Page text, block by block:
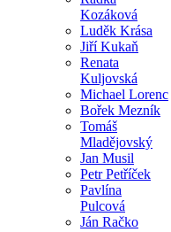
Kozáková
Luděk Krása
Jiří Kukaň
Renata
Kuljovská
Michael Lorenc
Bořek Mezník
Tomáš
Mladějovský
Jan Musil
Petr Petříček
Pavlína
Pulcová
Ján Račko